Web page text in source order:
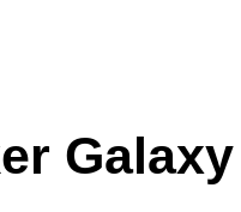
Galaxy